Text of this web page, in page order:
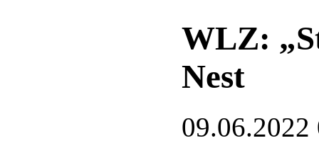
WLZ:
Nest
09.06.2022